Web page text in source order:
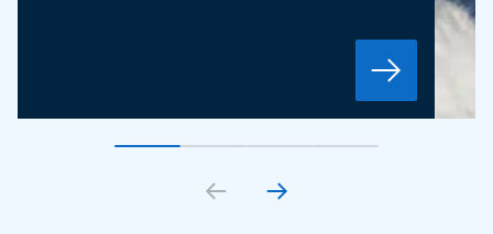
Gå till bildkort1
Gå till bildkort2
Gå till bildkort3
Gå till bildkort